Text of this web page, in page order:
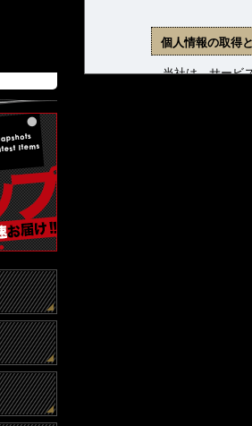
個人情報の取得
当社は、サービス